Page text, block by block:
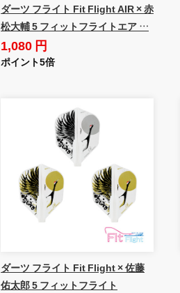
ダーツ フライト Fit Flight AIR × 赤
松大輔 5 フィットフライトエア …
1,080 円
ポイント5倍
ダーツ フライト Fit Flight × 佐藤
佑太郎 5 フィットフライト